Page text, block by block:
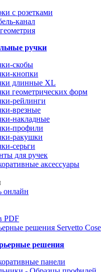
с розетками
канал
ручки
скобы
кнопки
длинные XL
геометрических форм
рейлинги
врезные
накладные
профили
ракушки
серьги
для ручек
аксессуары
онлайн
PDF
решения
панели